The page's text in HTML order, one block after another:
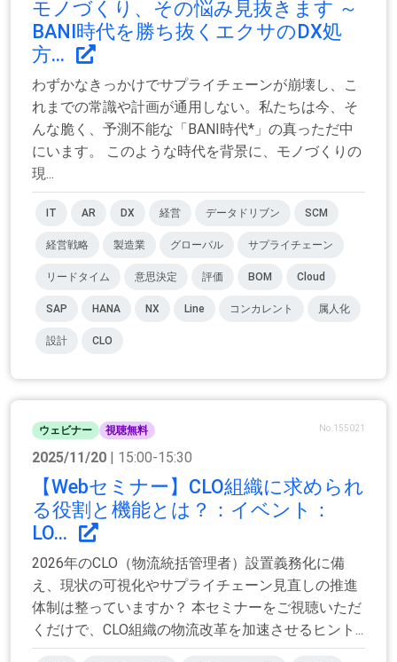
モノづくり、その悩み見抜きます ～
BANI時代を勝ち抜くエクサのDX処
方...
わずかなきっかけでサプライチェーンが崩壊し、こ
れまでの常識や計画が通用しない。私たちは今、そ
んな脆く、予測不能な「BANI時代*」の真っただ中
にいます。 このような時代を背景に、モノづくりの
現...
IT AR DX 経営 データドリブン SCM
経営戦略 製造業 グローバル サプライチェーン
リードタイム 意思決定 評価 BOM Cloud
SAP HANA NX Line コンカレント 属人化
設計 CLO
ウェビナー 視聴無料 No.155021
2025/11/20 | 15:00-15:30
【Webセミナー】CLO組織に求められ
る役割と機能とは？：イベント：
LO...
2026年のCLO（物流統括管理者）設置義務化に備
え、現状の可視化やサプライチェーン見直しの推進
体制は整っていますか？ 本セミナーをご視聴いただ
くだけで、CLO組織の物流改革を加速させるヒント...